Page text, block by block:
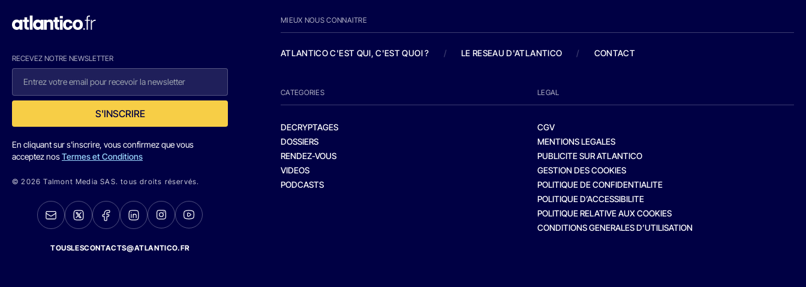
RECEVEZ NOTRE NEWSLETTER
S'INSCRIRE
En cliquant sur s'inscrire, vous confirmez que vous
acceptez nosTermes et Conditions
© 2026 Talmont Media SAS. tous droits réservés.
TOUSLESCONTACTS@ATLANTICO.FR
MIEUX NOUS CONNAITRE
ATLANTICO C'EST QUI, C'EST QUOI ? / LE RESEAU D'ATLANTICO / CONTACT
CATEGORIES
DECRYPTAGES
DOSSIERS
RENDEZ-VOUS
VIDEOS
PODCASTS
LEGAL
CGV
MENTIONS LEGALES
PUBLICITE SUR ATLANTICO
GESTION DES COOKIES
POLITIQUE DE CONFIDENTIALITE
POLITIQUE D’ACCESSIBILITE
POLITIQUE RELATIVE AUX COOKIES
CONDITIONS GENERALES D’UTILISATION